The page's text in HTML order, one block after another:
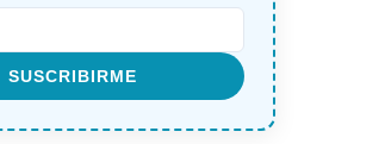
SUSCRIBIRME